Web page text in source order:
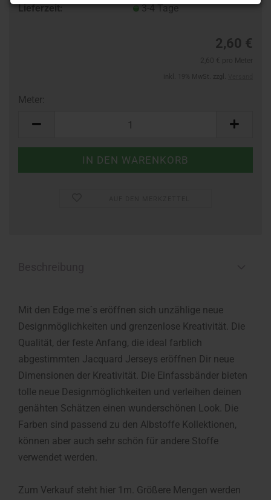
.
Rückstaus kann es jedoch zu längeren Lieferzeiten kommen.
Lieferzeit:
3-4 Tage
2,60 €
Meter:
Mit den Edge me´s eröffnen sich unzählige neue
Designmöglichkeiten und grenzenlose Kreativität. Die
Qualität, der feste Anfang, die ideal farblich
abgestimmten Jacquard Jerseys eröffnen Dir neue
Dimensionen der Kreativität. Die Einfassbänder bieten
tolle neue Designmöglichkeiten und verleihen deinen
genähten Schätzen einen wunderschönen Look. Die
Farben sind passend zu den Albstoffe Kollektionen,
können aber auch sehr schön für andere Stoffe
verwendet werden.
Zum Verkauf steht hier 1m. Größere Mengen werden